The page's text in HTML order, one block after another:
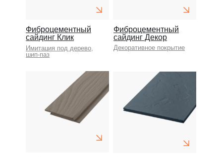
Декоративное покрытие
Фиброцементный
сайдинг Декор
Имитация под дерево,
шип-паз
Фиброцементный
сайдинг Клик